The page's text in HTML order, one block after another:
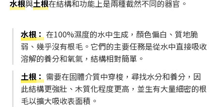
水根與土根在結構和功能上是兩種截然不同的器官。
水根：在100%濕度的水中生成，顏色偏白、質地脆
弱、幾乎沒有根毛。它們的主要任務是從水中直接吸收
溶解的養分和氧氣，結構相對簡單。
土根： 需要在固體介質中穿梭，尋找水分和養分，因
此結構更強壯、木質化程度更高，並生有大量細密的根
毛以擴大吸收表面積。